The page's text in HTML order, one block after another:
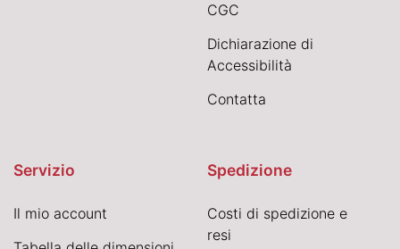
CGC
Dichiarazione di
Accessibilità
Contatta
Servizio
Il mio account
Spedizione
Costi di spedizione e
resi